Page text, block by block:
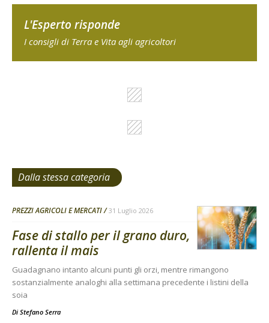
L'Esperto risponde
I consigli di Terra e Vita agli agricoltori
Dalla stessa categoria
PREZZI AGRICOLI E MERCATI 31 Luglio 2026
Fase di stallo per il grano duro,
rallenta il mais
Guadagnano intanto alcuni punti gli orzi, mentre rimangono
sostanzialmente analoghi alla settimana precedente i listini della
soia
Di Stefano Serra